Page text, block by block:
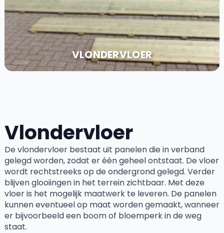
VLONDERVLOER
Vlondervloer
De vlondervloer bestaat uit panelen die in verband
gelegd worden, zodat er één geheel ontstaat. De vloer
wordt rechtstreeks op de ondergrond gelegd. Verder
blijven glooiingen in het terrein zichtbaar. Met deze
vloer is het mogelijk maatwerk te leveren. De panelen
kunnen eventueel op maat worden gemaakt, wanneer
er bijvoorbeeld een boom of bloemperk in de weg
staat.